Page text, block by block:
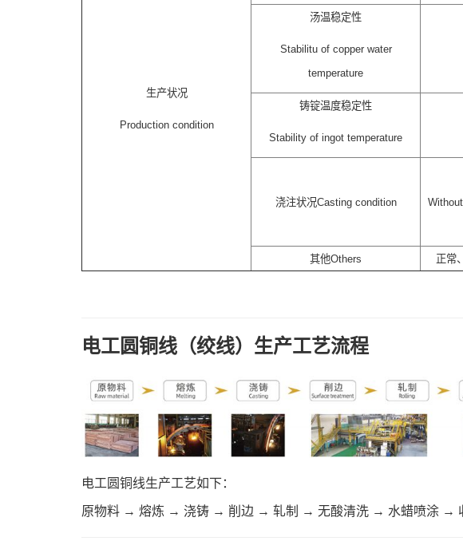
生产状况
Production condition
汤温稳定性
Stabilitu of copper water
temperature
铸锭温度稳定性
Stability of ingot temperature
浇注状况Casting condition
其他Others 正常
电工圆铜线（绞线）生产工艺流程
电工圆铜线生产工艺如下：
原物料 → 熔炼 → 浇铸 → 削边 → 轧制 → 无酸清洗 → 水蜡喷涂 →